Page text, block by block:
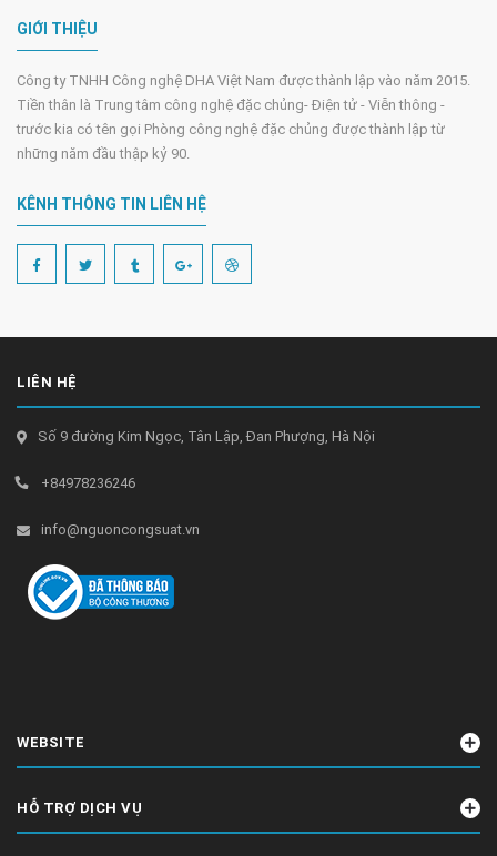
GIỚI THIỆU
Công ty TNHH Công nghệ DHA Việt Nam được thành lập vào năm 2015.
Tiền thân là Trung tâm công nghệ đặc chủng- Điện tử - Viễn thông -
trước kia có tên gọi Phòng công nghệ đặc chủng được thành lập từ
những năm đầu thập kỷ 90.
KÊNH THÔNG TIN LIÊN HỆ
LIÊN HỆ
Số 9 đường Kim Ngọc, Tân Lập, Đan Phượng, Hà Nội
+84978236246
info@nguoncongsuat.vn
WEBSITE
HỖ TRỢ DỊCH VỤ